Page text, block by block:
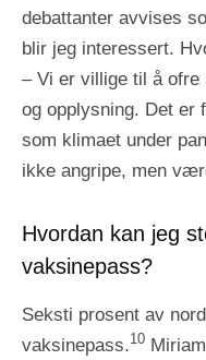
debattanter avvises
blir jeg interessert.
– Vi er villige til å
og opplysning. Det er
som klimaet under
ikke angripe, men
Hvordan kan jeg
vaksinepass?
Seksti prosent av
vaksinepass.10